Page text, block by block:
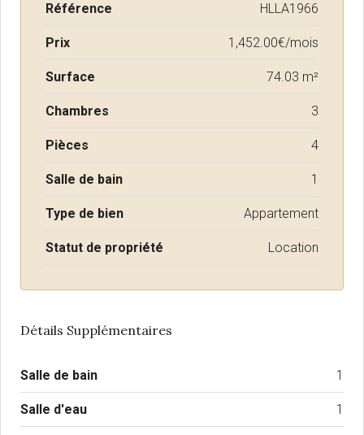
Référence HLLA1966
Prix 1,452.00€/mois
Surface 74.03 m²
Chambres 3
Pièces 4
Salle de bain 1
Type de bien Appartement
Statut de propriété Location
Détails Supplémentaires
Salle de bain 1
Salle d'eau 1